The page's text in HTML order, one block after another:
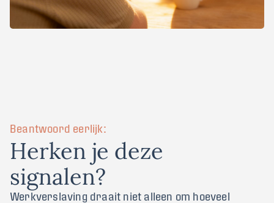
Beantwoord eerlijk:
Herken je deze
signalen?
Werkverslaving draait niet alleen om hoeveel